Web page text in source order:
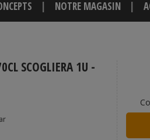
NOTRE MAGASIN
SCOGLIERA 1U -